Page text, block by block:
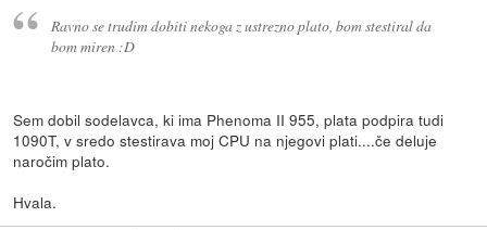
Ravno se trudim dobiti nekoga z ustrezno plato, bom stestiral da
bom miren :D
Sem dobil sodelavca, ki ima Phenoma II 955, plata podpira tudi
1090T, v sredo stestirava moj CPU na njegovi plati....če deluje
naročim plato.
Hvala.